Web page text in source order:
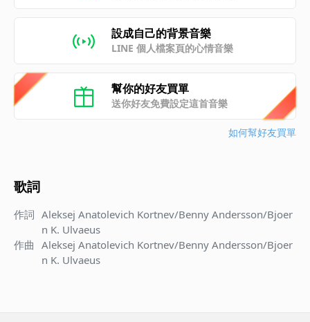
設成自己的背景音樂
LINE 個人檔案頁的心情音樂
幫你的好友買單
送你好友免費設定這首音樂
如何幫好友買單
歌詞
作詞 Aleksej Anatolevich Kortnev/Benny Andersson/Bjoer
n K. Ulvaeus
作曲 Aleksej Anatolevich Kortnev/Benny Andersson/Bjoer
n K. Ulvaeus